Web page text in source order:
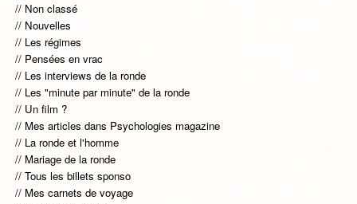
Non classé
Nouvelles
Les régimes
Pensées en vrac
Les interviews de la ronde
Les "minute par minute" de la ronde
Un film ?
Mes articles dans Psychologies magazine
La ronde et l'homme
Mariage de la ronde
Tous les billets sponso
Mes carnets de voyage